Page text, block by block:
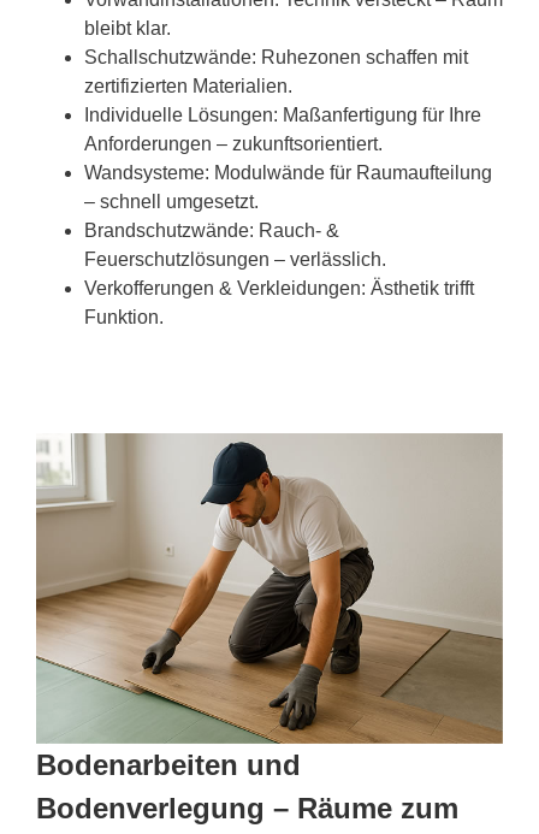
bleibt klar.
Schallschutzwände: Ruhezonen schaffen mit
zertifizierten Materialien.
Individuelle Lösungen: Maßanfertigung für Ihre
Anforderungen – zukunftsorientiert.
Wandsysteme: Modulwände für Raumaufteilung
– schnell umgesetzt.
Brandschutzwände: Rauch- &
Feuerschutzlösungen – verlässlich.
Verkofferungen & Verkleidungen: Ästhetik trifft
Funktion.
Bodenarbeiten und
Bodenverlegung – Räume zum